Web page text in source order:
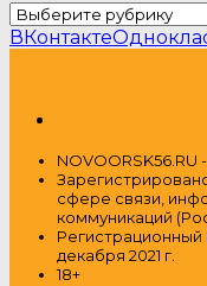
Рубрики
ВКонтакте
NOVOORSK56.RU
сфере связи,
коммуникаций
декабря 2021 г.
18+